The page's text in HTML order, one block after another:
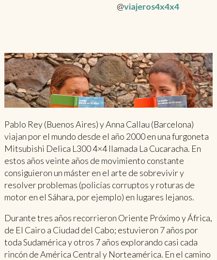
@viajeros4x4x4
Pablo Rey (Buenos Aires) y Anna Callau (Barcelona)
viajan por el mundo desde el año 2000 en una furgoneta
Mitsubishi Delica L300 4×4 llamada La Cucaracha. En
estos años veinte años de movimiento constante
consiguieron un máster en el arte de sobrevivir y
resolver problemas (policías corruptos y roturas de
motor en el Sáhara, por ejemplo) en lugares lejanos.
Durante tres años recorrieron Oriente Próximo y África,
de El Cairo a Ciudad del Cabo; estuvieron 7 años por
toda Sudamérica y otros 7 años explorando casi cada
rincón de América Central y Norteamérica. En el camino